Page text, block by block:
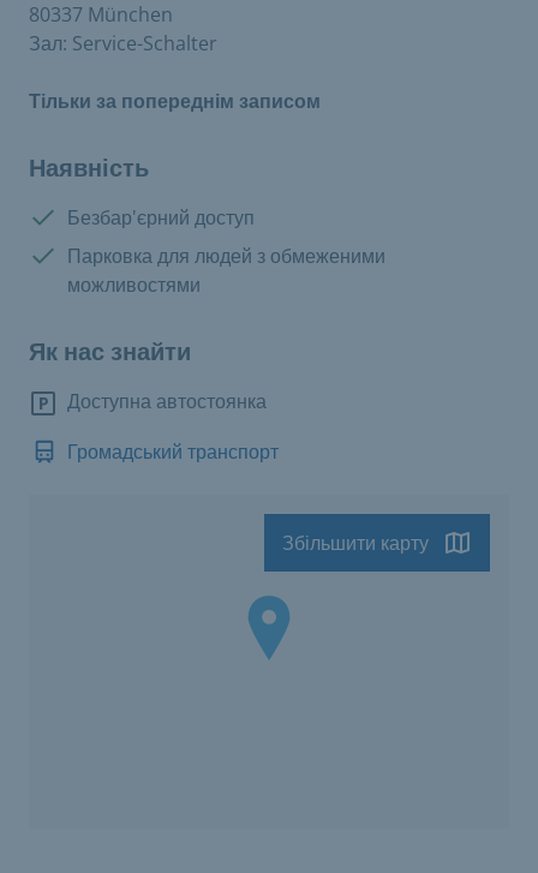
80337 München
Зал: Service-Schalter
Тільки за попереднім записом
Наявність
Є в наявності:
Безбар'єрний доступ
Є в наявності:
Парковка для людей з обмеженими
можливостями
Як нас знайти
Доступна автостоянка
Громадський транспорт
Збільшити карту